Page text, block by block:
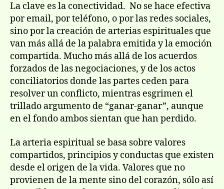
La clave es la conectividad. No se hace efectiva
por email, por teléfono, o por las redes sociales,
sino por la creación de arterias espirituales que
van más allá de la palabra emitida y la emoción
compartida. Mucho más allá de los acuerdos
forzados de las negociaciones, y de los actos
conciliatorios donde las partes ceden para
resolver un conflicto, mientras esgrimen el
trillado argumento de “ganar-ganar”, aunque
en el fondo ambos sientan que han perdido.
La arteria espiritual se basa sobre valores
compartidos, principios y conductas que existen
desde el origen de la vida. Valores que no
provienen de la mente sino del corazón, sólo así